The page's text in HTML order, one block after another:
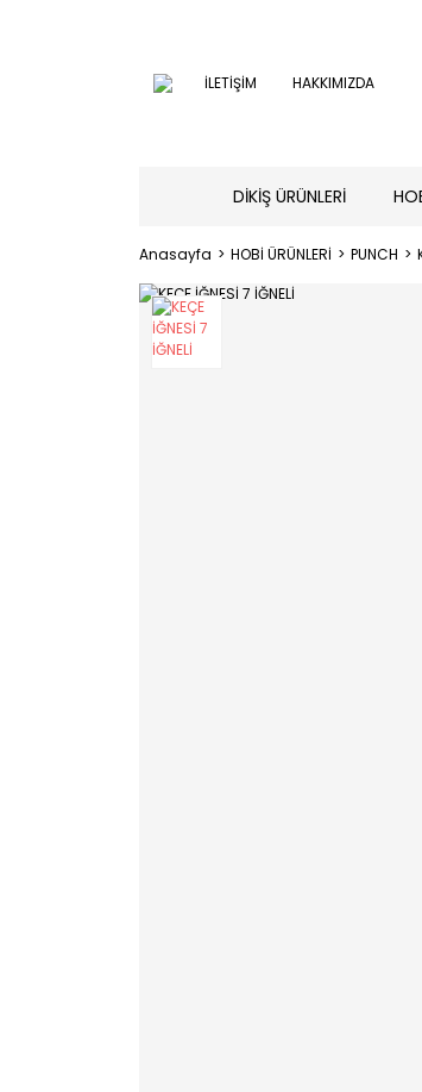
İLETİŞİM HAKKIMIZDA
DİKİŞ ÜRÜNLERİ
Anasayfa HOBİ ÜRÜNLERİ PUNCH